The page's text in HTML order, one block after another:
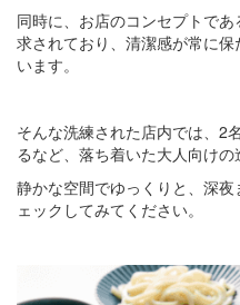
同時に、お店のコンセプトで
求されており、清潔感が常に
います。
そんな洗練された店内では、2
るなど、落ち着いた大人向けの
静かな空間でゆっくりと、深
ェックしてみてください。